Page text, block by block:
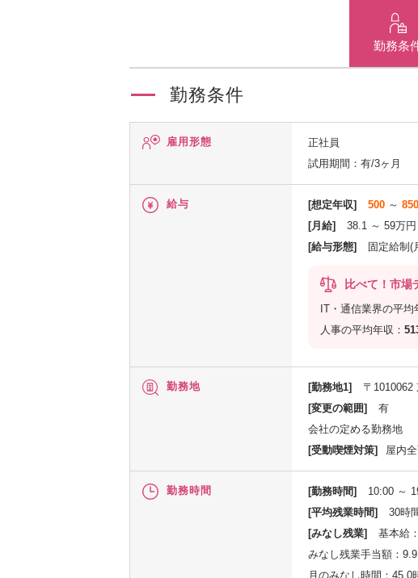
勤務条
勤務条件
雇用形態
正社員
試用期間：有/3ヶ月
給与 [想定年収] 500 ～ 850
[月給]
38.1 ～ 59万円
[給与形態]
固定給制(
比べて！市場
IT・通信業界の平均
人事の平均年収：
勤務地 [勤務地1]
〒
[変更の範囲]
有
会社の定める勤務地
[受動喫煙対策]
屋内
勤務時間 [勤務時間]
10:00 ～
[平均残業時間]
30時
[みなし残業]
基本給
みなし残業手当額：
月のみなし時間：45.0